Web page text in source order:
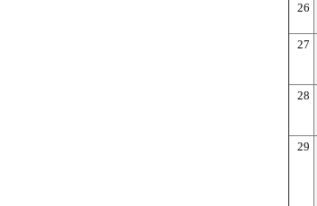
26
27
28
29